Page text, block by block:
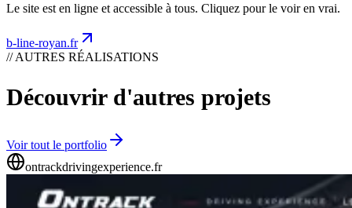
Le site est en ligne et accessible à tous. Cliquez pour le voir en vrai.
b-line-royan.fr
// AUTRES RÉALISATIONS
Découvrir d'autres projets
Voir tout le portfolio
ontrackdrivingexperience.fr